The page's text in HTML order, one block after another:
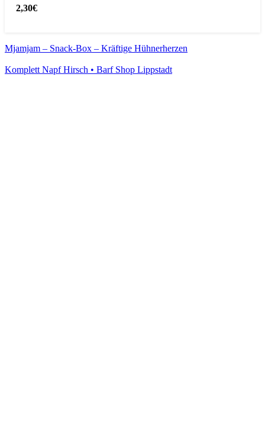
2,30€
Mjamjam – Snack-Box – Kräftige Hühnerherzen
Komplett Napf Hirsch • Barf Shop Lippstadt